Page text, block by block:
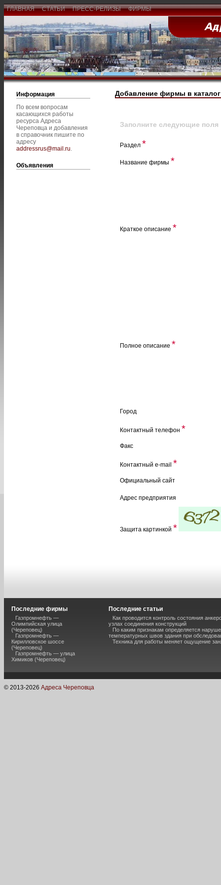
ГЛАВНАЯ СТАТЬИ ПРЕСС-РЕЛИЗЫ ФИРМЫ
Информация
По всем вопросам
касающихся работы
ресурса Адреса
Череповца и добавления
в справочник пишите по
адресу
addressrus@mail.ru.
Объявления
Добавление фирмы в каталог
Заполните следующие поля
Раздел *
Название фирмы *
Краткое описание *
Полное описание *
Город
Контактный телефон *
Факс
Контактный e-mail *
Официальный сайт
Адрес предприятия
Защита картинкой *
Последние фирмы
Газпромнефть —
Олимпийская улица
(Череповец)
Газпромнефть —
Кирилловское шоссе
(Череповец)
Газпромнефть — улица
Химиков (Череповец)
Последние статьи
Как проводится контроль состояния
узлах соединения конструкций
По каким признакам определяется
температурных швов здания при
Техника для работы меняет ощущение
© 2013-2026 Адреса Череповца